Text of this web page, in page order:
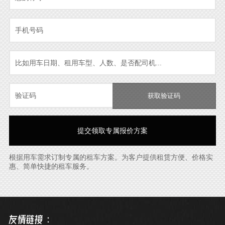
获取验证码
根据用车需求订制专属的租车方案。为客户提供租赁方便、价格实
惠、简单快捷的租车服务。
友情链接：